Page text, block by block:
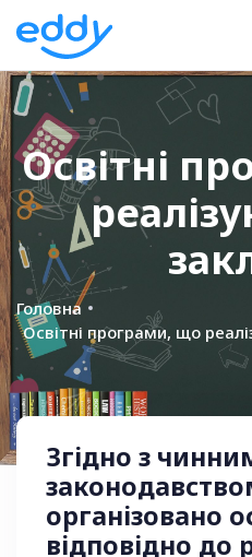
Освітні
Головна
Освітні програми, що
Згідно з
організовано
відповідно до